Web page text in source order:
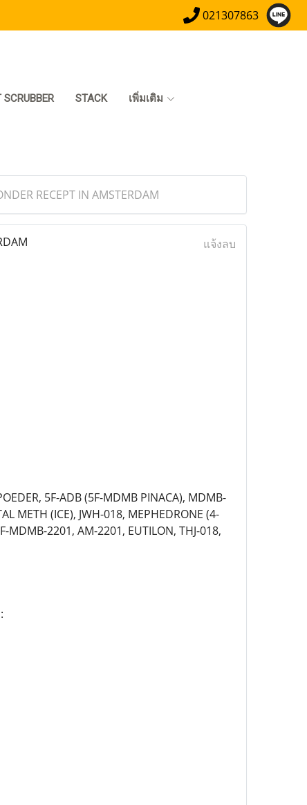
021307863
SCRUBBER STACK เพิ่มเติม
RECEPT IN AMSTERDAM
แจ้งลบ
5F-ADB (5F-MDMB PINACA), MDMB-
METH (ICE), JWH-018, MEPHEDRONE (4-
MDMB-2201, AM-2201, EUTILON, THJ-018,